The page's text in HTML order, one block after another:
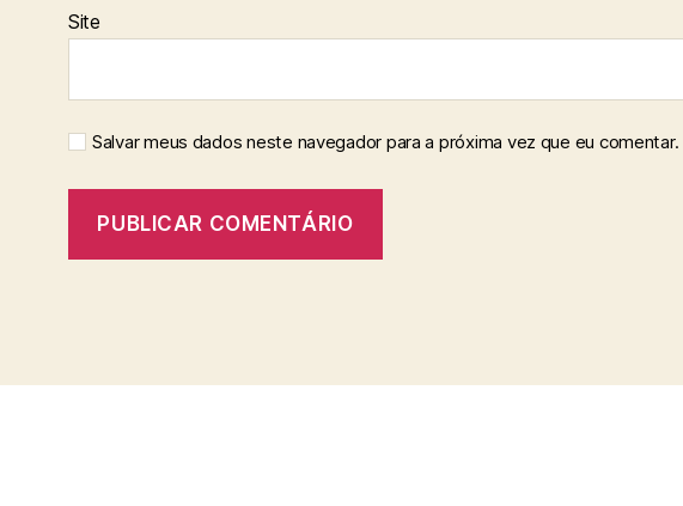
Site
Salvar meus dados neste navegador para a próxima vez que eu comentar.